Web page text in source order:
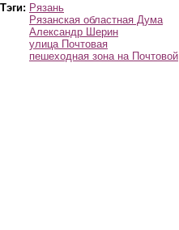
Тэги: Рязань
Рязанская областная Дума
Александр Шерин
улица Почтовая
пешеходная зона на Почтовой